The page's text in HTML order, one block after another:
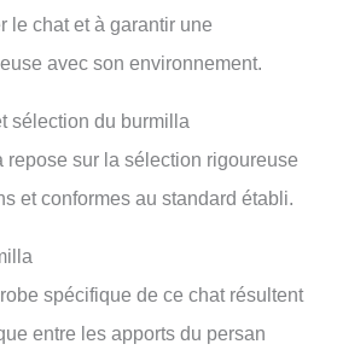
le chat et à garantir une
avec son environnement.
sélection du burmilla
repose sur la sélection rigoureuse
et conformes au standard établi.
spécifique de ce chat résultent
entre les apports du persan